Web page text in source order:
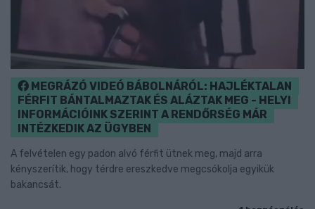
MEGRÁZÓ VIDEÓ BÁBOLNÁRÓL: HAJLÉKTALAN
FÉRFIT BÁNTALMAZTAK ÉS ALÁZTAK MEG - HELYI
INFORMÁCIÓINK SZERINT A RENDŐRSÉG MÁR
INTÉZKEDIK AZ ÜGYBEN
A felvételen egy padon alvó férfit ütnek meg, majd arra
kényszerítik, hogy térdre ereszkedve megcsókolja egyikük
bakancsát.